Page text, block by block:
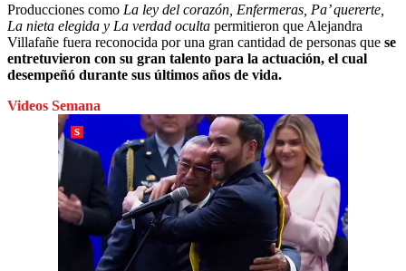
Producciones como La ley del corazón, Enfermeras, Pa’ quererte,
La nieta elegida y La verdad oculta permitieron que Alejandra
Villafañe fuera reconocida por una gran cantidad de personas que se
entretuvieron con su gran talento para la actuación, el cual
desempeñó durante sus últimos años de vida.
Videos Semana